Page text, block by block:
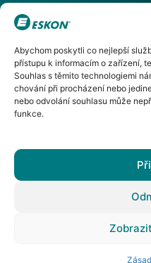
Abychom poskytli co nejlepší
přístupu k informacím o zařízení,
Souhlas s těmito technologiemi
chování při procházení nebo
nebo odvolání souhlasu může
funkce.
+420 553 786 811
info@eskon.cz
„Bezpečnost –